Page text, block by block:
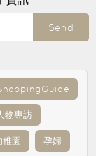
Send
物專訪
稚園 孕婦